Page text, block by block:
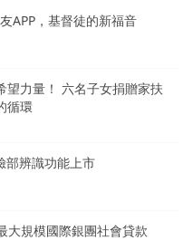
APP，基督徒的新福音
望力量！ 六名子女捐贈家扶
循環
辨識功能上市
大規模國際銀團社會貸款